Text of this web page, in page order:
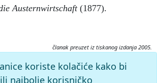
Austernwirtschaft(1877).
članak preuzet iz tiskanog izdanja 2005.
Istarska enciklopedija (2005), mrežno
koriste kolačiće kako bi
najbolje korisničko